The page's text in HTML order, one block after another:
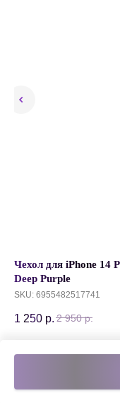
Чехол для iPhone 14
Deep Purple
SKU: 6955482517741
1 250 р. 2 950 р.